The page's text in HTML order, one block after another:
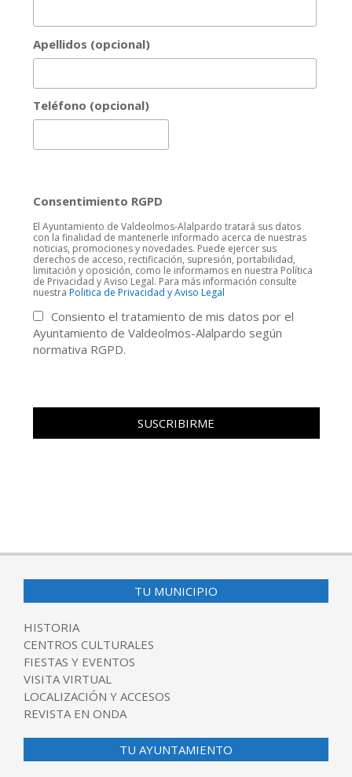
Apellidos (opcional)
Teléfono (opcional)
Consentimiento RGPD
El Ayuntamiento de Valdeolmos-Alalpardo tratará sus datos
con la finalidad de mantenerle informado acerca de nuestras
noticias, promociones y novedades. Puede ejercer sus
derechos de acceso, rectificación, supresión, portabilidad,
limitación y oposición, como le informamos en nuestra Política
de Privacidad y Aviso Legal. Para más información consulte
nuestra Politica de Privacidad y Aviso Legal
Consiento el tratamiento de mis datos por el
Ayuntamiento de Valdeolmos-Alalpardo según
normativa RGPD.
TU MUNICIPIO
HISTORIA
CENTROS CULTURALES
FIESTAS Y EVENTOS
VISITA VIRTUAL
LOCALIZACIÓN Y ACCESOS
REVISTA EN ONDA
TU AYUNTAMIENTO